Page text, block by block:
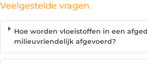
Veelgestelde vragen
Hoe worden vloeistoffen in een
milieuvriendelijk afgevoerd?